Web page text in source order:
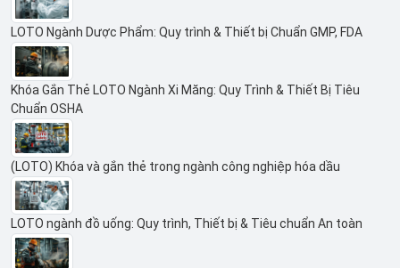
LOTO Ngành Dược Phẩm: Quy trình & Thiết bị Chuẩn GMP, FDA
Khóa Gắn Thẻ LOTO Ngành Xi Măng: Quy Trình & Thiết Bị Tiêu
Chuẩn OSHA
(LOTO) Khóa và gắn thẻ trong ngành công nghiệp hóa dầu
LOTO ngành đồ uống: Quy trình, Thiết bị & Tiêu chuẩn An toàn